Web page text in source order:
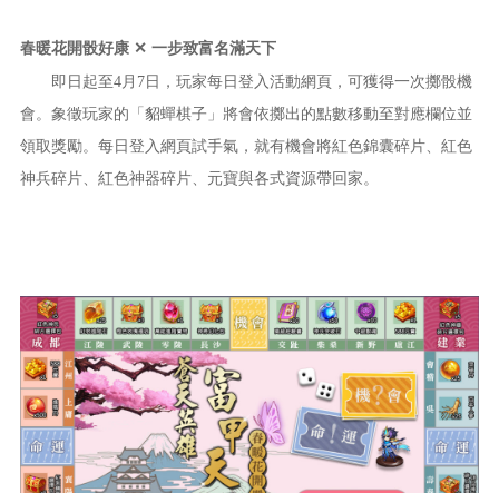
春暖花開骰好康 ✕ 一步致富名滿天下
即日起至4月7日，玩家每日登入活動網頁，可獲得一次擲骰機
會。象徵玩家的「貂蟬棋子」將會依擲出的點數移動至對應欄位並
領取獎勵。每日登入網頁試手氣，就有機會將紅色錦囊碎片、紅色
神兵碎片、紅色神器碎片、元寶與各式資源帶回家。